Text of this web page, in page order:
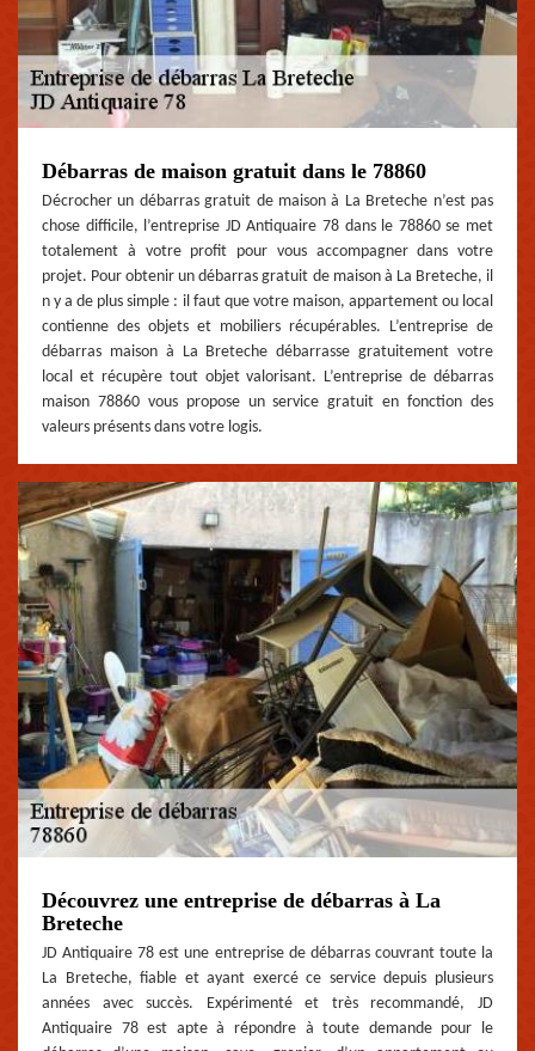
Débarras de maison gratuit dans le 78860
Décrocher un débarras gratuit de maison à La Breteche n’est pas
chose difficile, l’entreprise JD Antiquaire 78 dans le 78860 se met
totalement à votre profit pour vous accompagner dans votre
projet. Pour obtenir un débarras gratuit de maison à La Breteche, il
n y a de plus simple : il faut que votre maison, appartement ou local
contienne des objets et mobiliers récupérables. L’entreprise de
débarras maison à La Breteche débarrasse gratuitement votre
local et récupère tout objet valorisant. L’entreprise de débarras
maison 78860 vous propose un service gratuit en fonction des
valeurs présents dans votre logis.
Découvrez une entreprise de débarras à La
Breteche
JD Antiquaire 78 est une entreprise de débarras couvrant toute la
La Breteche, fiable et ayant exercé ce service depuis plusieurs
années avec succès. Expérimenté et très recommandé, JD
Antiquaire 78 est apte à répondre à toute demande pour le